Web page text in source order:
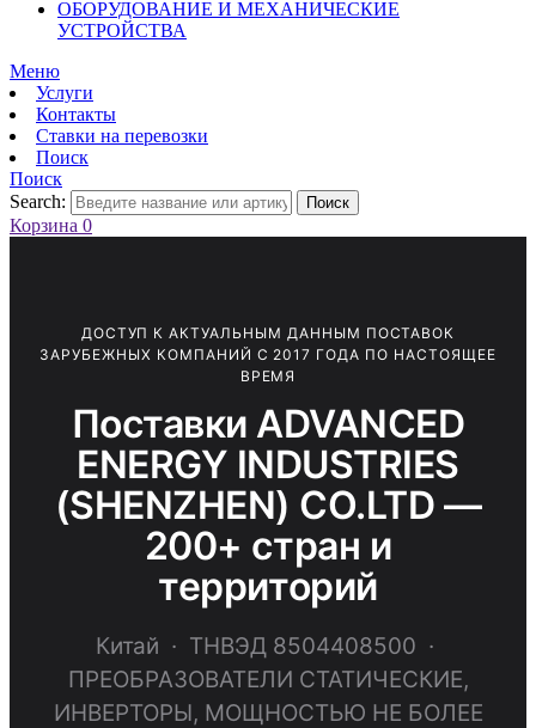
ОБОРУДОВАНИЕ И МЕХАНИЧЕСКИЕ
УСТРОЙСТВА
Меню
Услуги
Контакты
Ставки на перевозки
Поиск
Поиск
Search:
Поиск
Корзина 0
ДОСТУП К АКТУАЛЬНЫМ ДАННЫМ ПОСТАВОК
ЗАРУБЕЖНЫХ КОМПАНИЙ С 2017 ГОДА ПО НАСТОЯЩЕЕ
ВРЕМЯ
Поставки ADVANCED
ENERGY INDUSTRIES
(SHENZHEN) CO.LTD —
200+ стран и
территорий
Китай · ТНВЭД 8504408500 ·
ПРЕОБРАЗОВАТЕЛИ СТАТИЧЕСКИЕ,
ИНВЕРТОРЫ, МОЩНОСТЬЮ НЕ БОЛЕЕ